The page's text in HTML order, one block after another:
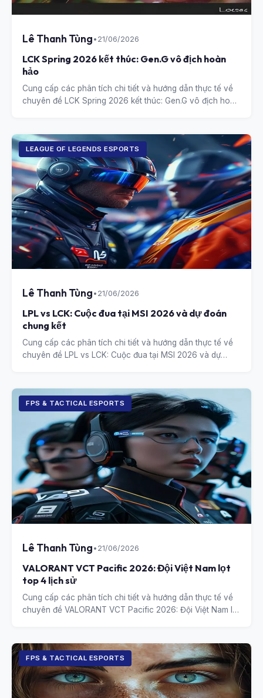
Lê Thanh Tùng • 21/06/2026
LCK Spring 2026 kết thúc: Gen.G vô địch hoàn
hảo
Cung cấp các phân tích chi tiết và hướng dẫn thực tế về
chuyên đề LCK Spring 2026 kết thúc: Gen.G vô địch hoàn
LEAGUE OF LEGENDS ESPORTS
Lê Thanh Tùng • 21/06/2026
LPL vs LCK: Cuộc đua tại MSI 2026 và dự đoán
chung kết
Cung cấp các phân tích chi tiết và hướng dẫn thực tế về
chuyên đề LPL vs LCK: Cuộc đua tại MSI 2026 và dự
FPS & TACTICAL ESPORTS
Lê Thanh Tùng • 21/06/2026
VALORANT VCT Pacific 2026: Đội Việt Nam lọt
top 4 lịch sử
Cung cấp các phân tích chi tiết và hướng dẫn thực tế về
chuyên đề VALORANT VCT Pacific 2026: Đội Việt Nam lọt
FPS & TACTICAL ESPORTS